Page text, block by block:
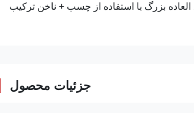
بزرگ با استفاده از چسب + ناخن ترکیب
جزئیات محصول